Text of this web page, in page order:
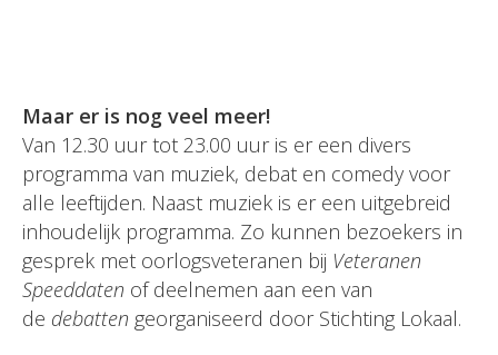
Maar er is nog veel meer!
Van 12.30 uur tot 23.00 uur is er een divers
programma van muziek, debat en comedy voor
alle leeftijden. Naast muziek is er een uitgebreid
inhoudelijk programma. Zo kunnen bezoekers in
gesprek met oorlogsveteranen bij Veteranen
Speeddaten of deelnemen aan een van
de debatten georganiseerd door Stichting Lokaal.